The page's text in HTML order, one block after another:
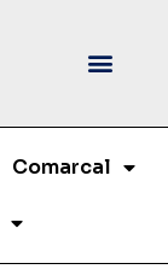
Comarcal